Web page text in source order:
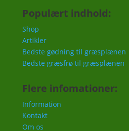
Populært indhold:
Shop
Artikler
Bedste gødning til græsplænen
Bedste græsfrø til græsplænen
Flere infomationer:
Information
Kontakt
Om os